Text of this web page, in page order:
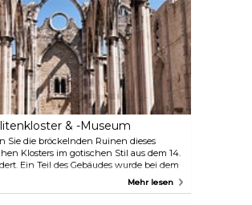
de Monsanto – das mit Graffiti
verlassene brutalistische Gebäude
Nobelrestaurants, das heute ein
für einen Panoramablick über
& -Museum
Sie die bröckelnden Ruinen dieses
Klosters im gotischen Stil aus dem 14.
Ein Teil des Gebäudes wurde bei dem
von 1755 zerstört, und es ist das am
Mehr lesen